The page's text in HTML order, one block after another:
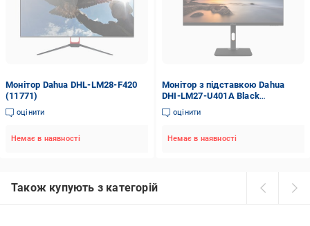
Монітор Dahua DHL-LM28-F420
(11771)
оцінити
Немає в наявності
Монітор з підставкою Dahua
DHI-LM27-U401A Black
(27676230)
оцінити
Немає в наявності
Також купують з категорій